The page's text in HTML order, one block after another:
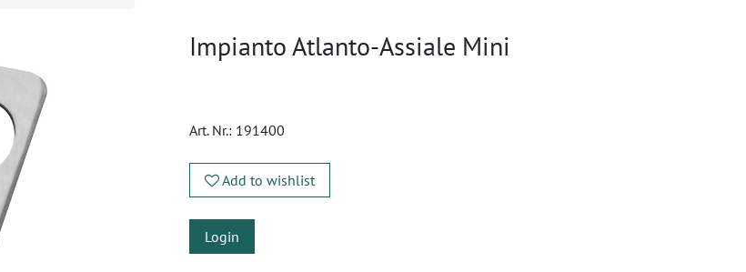
Impianto Atlanto-Assiale Mini
Art. Nr.: 191400
Add to wishlist
Login